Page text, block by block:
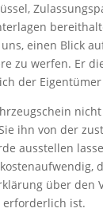
einen Blick
zu werfen. Er
der
ihn von der
ausstellen
über den
erforderlich ist.